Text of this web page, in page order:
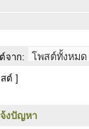
จาก:
ต์ ]
งปัญหา